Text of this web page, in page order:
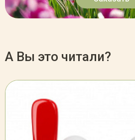
А Вы это читали?